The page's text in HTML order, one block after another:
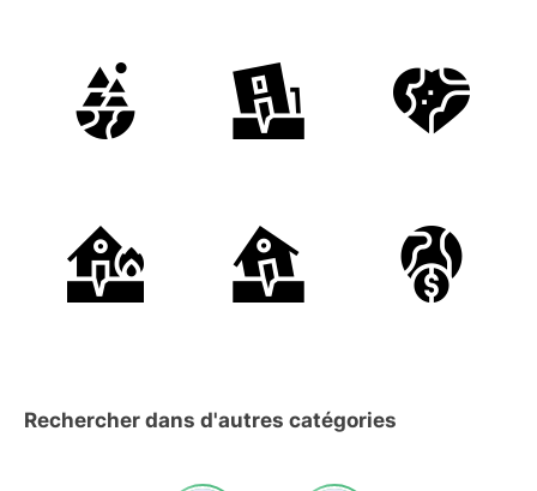
Rechercher dans d'autres catégories